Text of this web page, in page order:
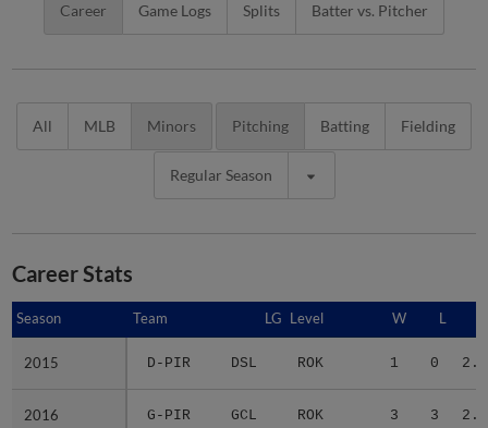
Career Game Logs Splits Batter vs. Pitcher
All MLB Minors Pitching Batting Fielding
Regular Season
Career Stats
Season Team LG Level W L
2015 D-PIR DSL ROK 1 0
2016 G-PIR GCL ROK 3 3
Season
2015
2016